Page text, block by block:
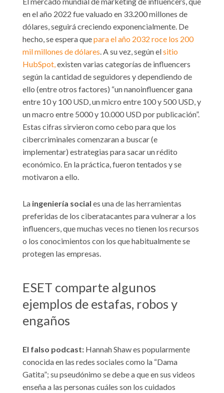
en el año 2022 fue valuado en 33.200 millones de
dólares, seguirá creciendo exponencialmente. De
hecho, se espera quepara el año 2032 roce los 200
mil millones de dólares. A su vez, según elsitio
HubSpot,existen varias categorías de influencers
según la cantidad de seguidores y dependiendo de
ello (entre otros factores) “un nanoinfluencer gana
entre 10 y 100 USD, un micro entre 100 y 500 USD, y
un macro entre 5000 y 10.000 USD por publicación”.
Estas cifras sirvieron como cebo para que los
cibercriminales comenzaran a buscar (e
implementar) estrategias para sacar un rédito
económico. En la práctica, fueron tentados y se
motivaron a ello.
La ingeniería social es una de las herramientas
preferidas de los ciberatacantes para vulnerar a los
influencers, que muchas veces no tienen los recursos
o los conocimientos con los que habitualmente se
protegen las empresas.
ESET comparte algunos
ejemplos de estafas, robos y
engaños
El falso podcast: Hannah Shaw es popularmente
conocida en las redes sociales como la “Dama
Gatita”; su pseudónimo se debe a que en sus videos
enseña a las personas cuáles son los cuidados